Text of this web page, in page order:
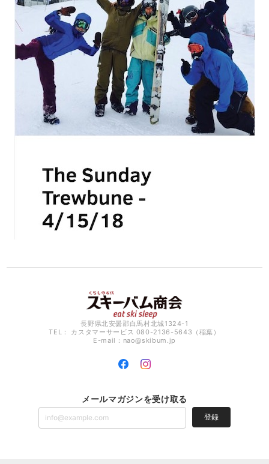
長野県北安曇郡白馬村北城1324-1
TEL： カスタマーサービス 080-2136-5643（稲葉）
E-mail： nao@skibum.jp
メールマガジンを受け取る
登録